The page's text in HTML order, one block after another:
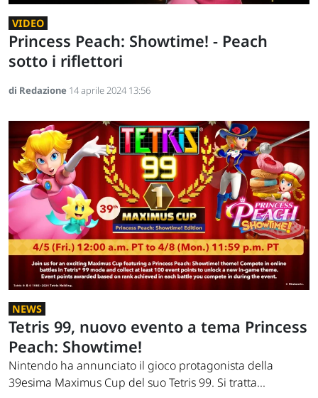
VIDEO
Princess Peach: Showtime! - Peach
sotto i riflettori
di Redazione 14 aprile 2024 13:56
NEWS
Tetris 99, nuovo evento a tema Princess
Peach: Showtime!
Nintendo ha annunciato il gioco protagonista della
39esima Maximus Cup del suo Tetris 99. Si tratta...